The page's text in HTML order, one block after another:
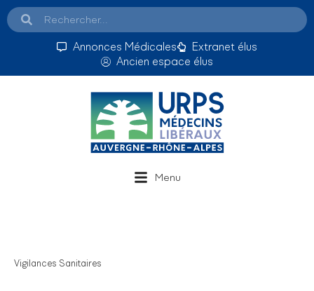
Annonces Médicales
Extranet élus
Ancien espace élus
Menu
Vigilances Sanitaires